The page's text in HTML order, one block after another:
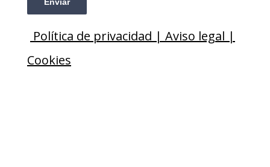
Política de privacidad | Aviso legal |
Cookies